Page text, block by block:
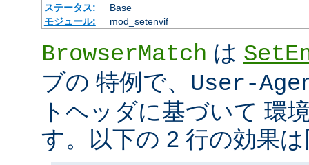
ステータス:
Base
モジュール:
mod_setenvif
BrowserMatch は
ブの 特例で、 User-
トヘッダに基づいて 環
す。以下の 2 行の効果